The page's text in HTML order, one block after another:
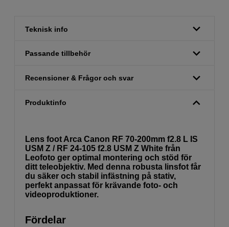
Teknisk info
Passande tillbehör
Recensioner & Frågor och svar
Produktinfo
Lens foot Arca Canon RF 70-200mm f2.8 L IS
USM Z / RF 24-105 f2.8 USM Z White från
Leofoto ger optimal montering och stöd för
ditt teleobjektiv. Med denna robusta linsfot får
du säker och stabil infästning på stativ,
perfekt anpassat för krävande foto- och
videoproduktioner.
Fördelar